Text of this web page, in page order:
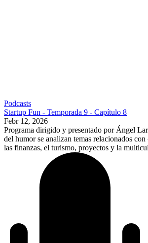
Podcasts
Startup Fun - Temporada 9 - Capítulo 8
Febr 12, 2026
Programa dirigido y presentado por Ángel
del humor se analizan temas relacionados
las finanzas, el turismo, proyectos y la